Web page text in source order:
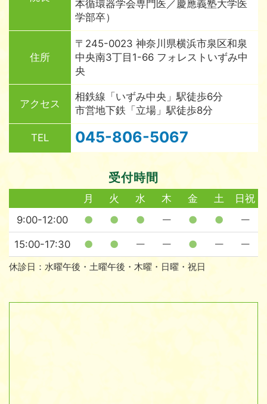
本循環器学会専門医／慶應義塾大学医
学部卒）
住所
〒245-0023 神奈川県横浜市泉区和泉
中央南3丁目1-66 フォレストいずみ中
央
アクセス
相鉄線「いずみ中央」駅徒歩6分
市営地下鉄「立場」駅徒歩8分
TEL 045-806-5067
受付時間
休診日：水曜午後・土曜午後・木曜・日曜・祝日
月 火 水 木 金 土
日祝
9:00-12:00
● ● ● — ● ● —
15:00-17:30 ● ● — — ● — —